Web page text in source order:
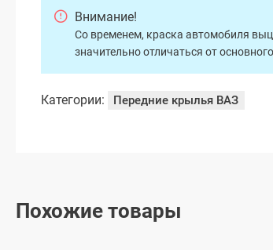
Внимание!
Со временем, краска автомобиля
значительно отличаться от
Категории: Передние крылья ВАЗ
Похожие товары